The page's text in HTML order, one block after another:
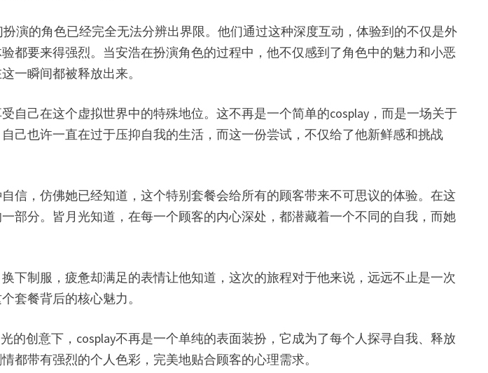
演的角色已经完全无法分辨出界限。他们通过这种深度互动，体验到的不仅是外
都要来得强烈。当安浩在扮演角色的过程中，他不仅感到了角色中的魅力和小恶
一瞬间都被释放出来。
己在这个虚拟世界中的特殊地位。这不再是一个简单的cosplay，而是一场关于
己也许一直在过于压抑自我的生活，而这一份尝试，不仅给了他新鲜感和挑战
信，仿佛她已经知道，这个特别套餐会给所有的顾客带来不可思议的体验。在这
部分。皆月光知道，在每一个顾客的内心深处，都潜藏着一个不同的自我，而她
下制服，疲惫却满足的表情让他知道，这次的旅程对于他来说，远远不止是一次
套餐背后的核心魅力。
创意下，cosplay不再是一个单纯的表面装扮，它成为了每个人探寻自我、释放
都带有强烈的个人色彩，完美地贴合顾客的心理需求。